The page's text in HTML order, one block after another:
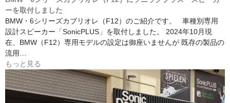
ーを取付しました
BMW・6シリーズカブリオレ（F12）のご紹介です。 車種別専用
設計スピーカー「SonicPLUS」を取付しました。 2024年10月現
在、BMW（F12）専用モデルの設定は御座いませんが 既存の製品の
流用…
もっと見る